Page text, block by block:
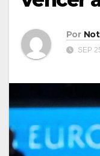
Por
SEP